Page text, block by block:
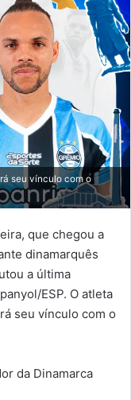
seu vínculo com o
que chegou a
dinamarquês
a última
ESP. O atleta
seu vínculo com o
da Dinamarca